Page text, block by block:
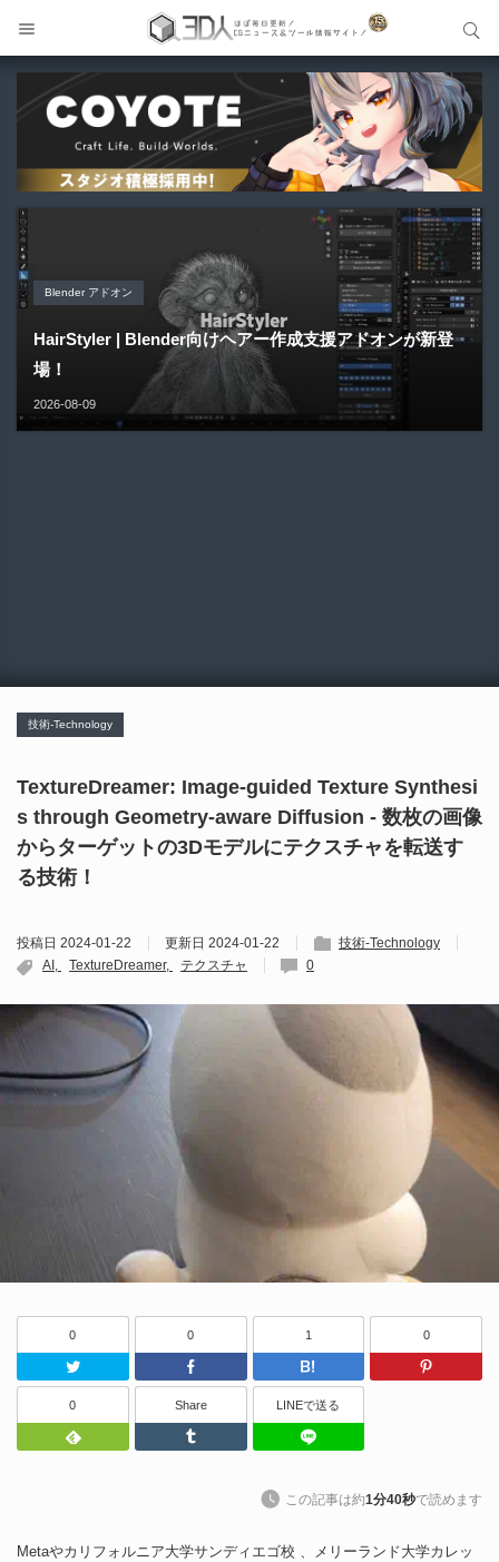
Blender アドオン
HairStyler | Blender向けヘアー作成支援アドオンが新登
場！
2026-08-09
Blender アドオン
Buldozer | Blender向けリトポロジーツールセットアドオ
ン！
2026-08-09
Gizmify Media Plane 2 | MP4・AVI・MKV・MOVな...
2026-08-08
Unreal Engine アセット
Material Parameter Manager | Unreal Engi...
2026-08-07
Unreal Engine アセット
Pipe It | 直感的にパイプ形状を構築出来るUnreal Engine
5...
2026-08-05
技術-Technology
TextureDreamer: Image-guided Texture Synthesi
s through Geometry-aware Diffusion - 数枚の画像
からターゲットの3Dモデルにテクスチャを転送す
る技術！
投稿日 2024-01-22 更新日 2024-01-22
技術-Technology
AI
TextureDreamer テクスチャ 0
0
Twitter
0
Facebook
1
はてなブッ
0
0
Feedly
Share
Tumblr
LINEで送る
この記事は約1分40秒で読めます
Metaやカリフォルニア大学サンディエゴ校 、メリーランド大学カレッ
サイト内検索